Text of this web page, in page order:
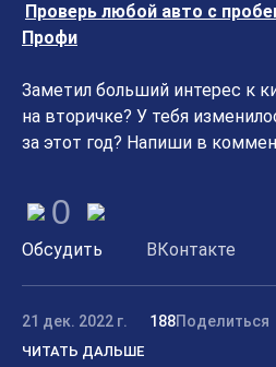
Проверь любой авто с
Профи
Заметил больший интерес к
на вторичке? У тебя
за этот год? Напиши в
0
Обсудить ВКонтакте
21 дек. 2022 г. 188Поделиться
ЧИТАТЬ ДАЛЬШЕ